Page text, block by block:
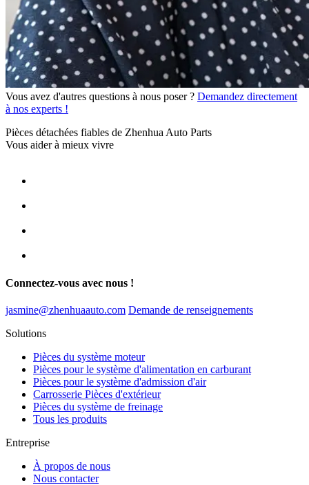
Vous avez d'autres questions à nous poser ? Demandez directement
à nos experts !
Pièces détachées fiables de Zhenhua Auto Parts
Vous aider à mieux vivre
Connectez-vous avec nous !
jasmine@zhenhuaauto.com Demande de renseignements
Solutions
Pièces du système moteur
Pièces pour le système d'alimentation en carburant
Pièces pour le système d'admission d'air
Carrosserie Pièces d'extérieur
Pièces du système de freinage
Tous les produits
Entreprise
À propos de nous
Nous contacter